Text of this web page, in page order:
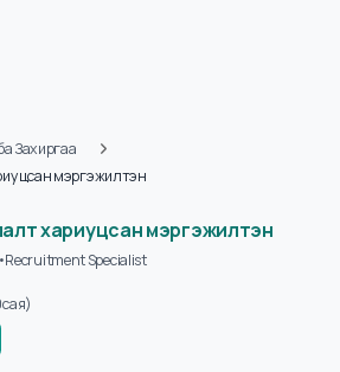
ба Захиргаа
хариуцсан мэргэжилтэн
•Recruitment Specialist